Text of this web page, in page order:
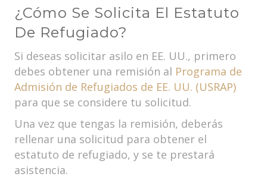
¿Cómo Se Solicita El Estatuto
De Refugiado?
Si deseas solicitar asilo en EE. UU., primero
debes obtener una remisión al Programa de
Admisión de Refugiados de EE. UU. (USRAP)
para que se considere tu solicitud.
Una vez que tengas la remisión, deberás
rellenar una solicitud para obtener el
estatuto de refugiado, y se te prestará
asistencia.